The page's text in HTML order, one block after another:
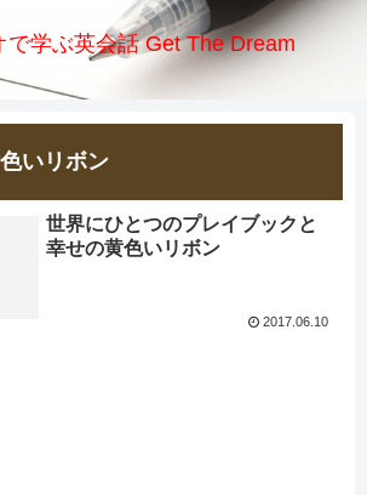
で学ぶ英会話 Get The Dream
いリボン
世界にひとつのプレイブックと
幸せの黄色いリボン
2017.06.10